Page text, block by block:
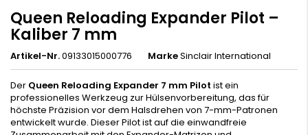
Queen Reloading Expander Pilot –
Kaliber 7 mm
Artikel-Nr.09133015000776 MarkeSinclair International
Der Queen Reloading Expander 7 mm Pilot ist ein
professionelles Werkzeug zur Hülsenvorbereitung, das für
höchste Präzision vor dem Halsdrehen von 7-mm-Patronen
entwickelt wurde. Dieser Pilot ist auf die einwandfreie